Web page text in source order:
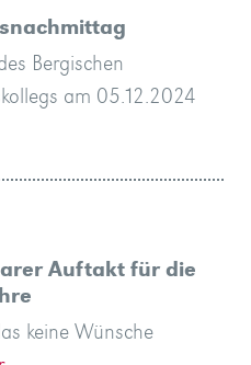
Bergischen
am 05.12.2024
Auftakt für die
keine Wünsche